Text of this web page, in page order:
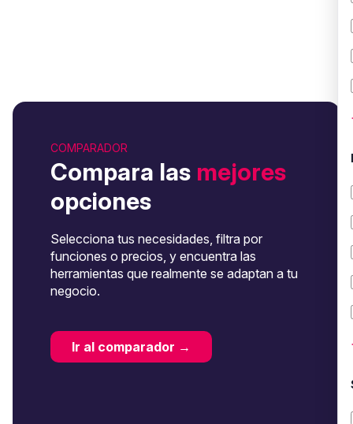
COMPARADOR
Compara las mejores
opciones
Selecciona tus necesidades, filtra por
funciones o precios, y encuentra las
herramientas que realmente se adaptan a tu
negocio.
Ir al comparador →